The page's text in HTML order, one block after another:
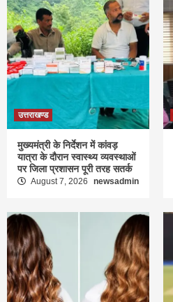
उत्तराखण्ड
मुख्यमंत्री के निर्देशन में कांवड़
यात्रा के दौरान स्वास्थ्य व्यवस्थाओं
पर जिला प्रशासन पूरी तरह सतर्क
August 7, 2026 newsadmin